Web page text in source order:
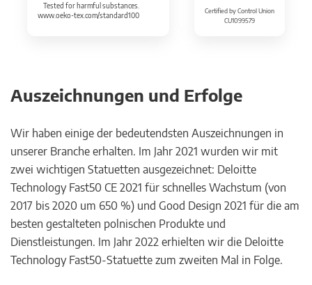
Tested for harmful substances.
www.oeko-tex.com/standard100
Certified by Control Union
CU1099579
Auszeichnungen und Erfolge
Wir haben einige der bedeutendsten Auszeichnungen in
unserer Branche erhalten. Im Jahr 2021 wurden wir mit
zwei wichtigen Statuetten ausgezeichnet: Deloitte
Technology Fast50 CE 2021 für schnelles Wachstum (von
2017 bis 2020 um 650 %) und Good Design 2021 für die am
besten gestalteten polnischen Produkte und
Dienstleistungen. Im Jahr 2022 erhielten wir die Deloitte
Technology Fast50-Statuette zum zweiten Mal in Folge.